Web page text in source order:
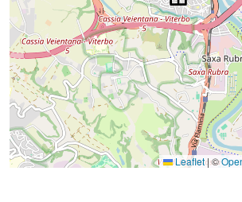
Leaflet|©